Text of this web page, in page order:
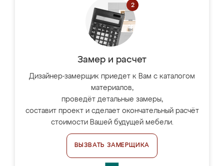
Замер и расчет
Дизайнер-замерщик приедет к Вам с каталогом
материалов,
проведёт детальные замеры,
составит проект и сделает окончательный расчёт
стоимости Вашей будущей мебели.
ВЫЗВАТЬ ЗАМЕРЩИКА